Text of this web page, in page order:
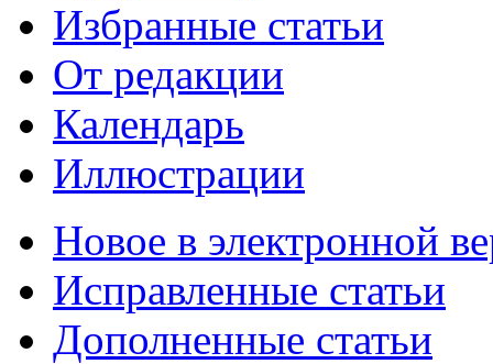
Избранные статьи
От редакции
Календарь
Иллюстрации
Новое в электронной
Исправленные статьи
Дополненные статьи